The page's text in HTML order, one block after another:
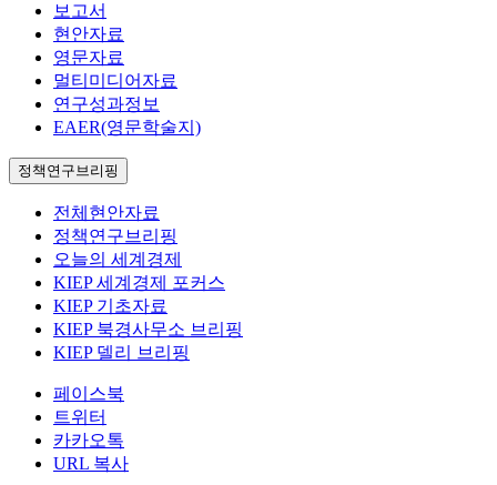
보고서
현안자료
영문자료
멀티미디어자료
연구성과정보
EAER(영문학술지)
정책연구브리핑
전체현안자료
정책연구브리핑
오늘의 세계경제
KIEP 세계경제 포커스
KIEP 기초자료
KIEP 북경사무소 브리핑
KIEP 델리 브리핑
페이스북
트위터
카카오톡
URL 복사